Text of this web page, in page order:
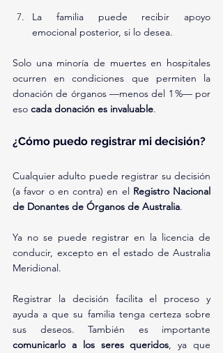
La familia puede recibir apoyo
emocional posterior, si lo desea.
Solo una minoría de muertes en hospitales
ocurren en condiciones que permiten la
donación de órganos —menos del 1 %— por
eso cada donación es invaluable.
¿Cómo puedo registrar mi decisión?
Cualquier adulto puede registrar su decisión
(a favor o en contra) en el Registro Nacional
de Donantes de Órganos de Australia.
Ya no se puede registrar en la licencia de
conducir, excepto en el estado de Australia
Meridional.
Registrar la decisión facilita el proceso y
ayuda a que su familia tenga certeza sobre
comunicarlo a los seres queridos, ya que